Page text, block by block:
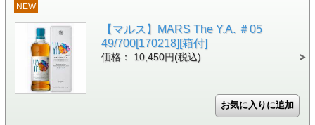
NEW
【マルス】MARS The Y.A. ＃05
49/700[170218][箱付]
価格： 10,450円(税込)